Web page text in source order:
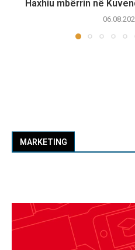
Haxhiu mbërrin në
MARKETING